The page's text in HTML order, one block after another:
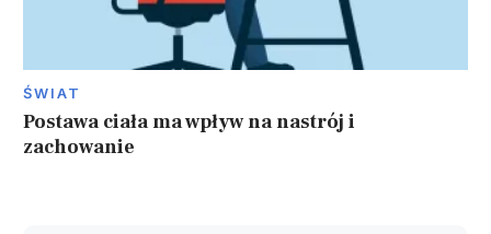
ŚWIAT
Postawa ciała ma wpływ na nastrój i
zachowanie